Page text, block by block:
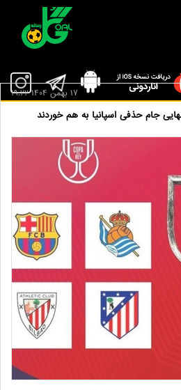
جام حذفی اسپانیا به هم خوردند
17 بهمن 1404 19:22